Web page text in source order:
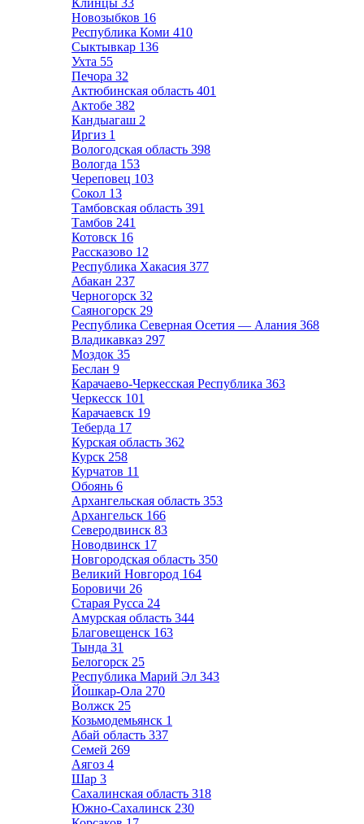
Клинцы 33
Новозыбков 16
Республика Коми 410
Сыктывкар 136
Ухта 55
Печора 32
Актюбинская область 401
Актобе 382
Кандыагаш 2
Иргиз 1
Вологодская область 398
Вологда 153
Череповец 103
Сокол 13
Тамбовская область 391
Тамбов 241
Котовск 16
Рассказово 12
Республика Хакасия 377
Абакан 237
Черногорск 32
Саяногорск 29
Республика Северная Осетия — Алания 368
Владикавказ 297
Моздок 35
Беслан 9
Карачаево-Черкесская Республика 363
Черкесск 101
Карачаевск 19
Теберда 17
Курская область 362
Курск 258
Курчатов 11
Обоянь 6
Архангельская область 353
Архангельск 166
Северодвинск 83
Новодвинск 17
Новгородская область 350
Великий Новгород 164
Боровичи 26
Старая Русса 24
Амурская область 344
Благовещенск 163
Тында 31
Белогорск 25
Республика Марий Эл 343
Йошкар-Ола 270
Волжск 25
Козьмодемьянск 1
Абай область 337
Семей 269
Аягоз 4
Шар 3
Сахалинская область 318
Южно-Сахалинск 230